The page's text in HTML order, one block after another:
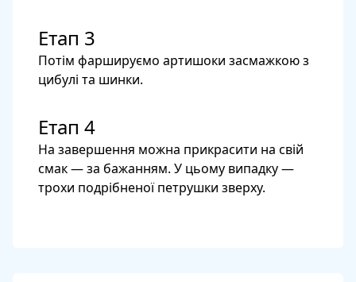
Етап 3
Потім фаршируємо артишоки засмажкою з
цибулі та шинки.
Етап 4
На завершення можна прикрасити на свій
смак — за бажанням. У цьому випадку —
трохи подрібненої петрушки зверху.